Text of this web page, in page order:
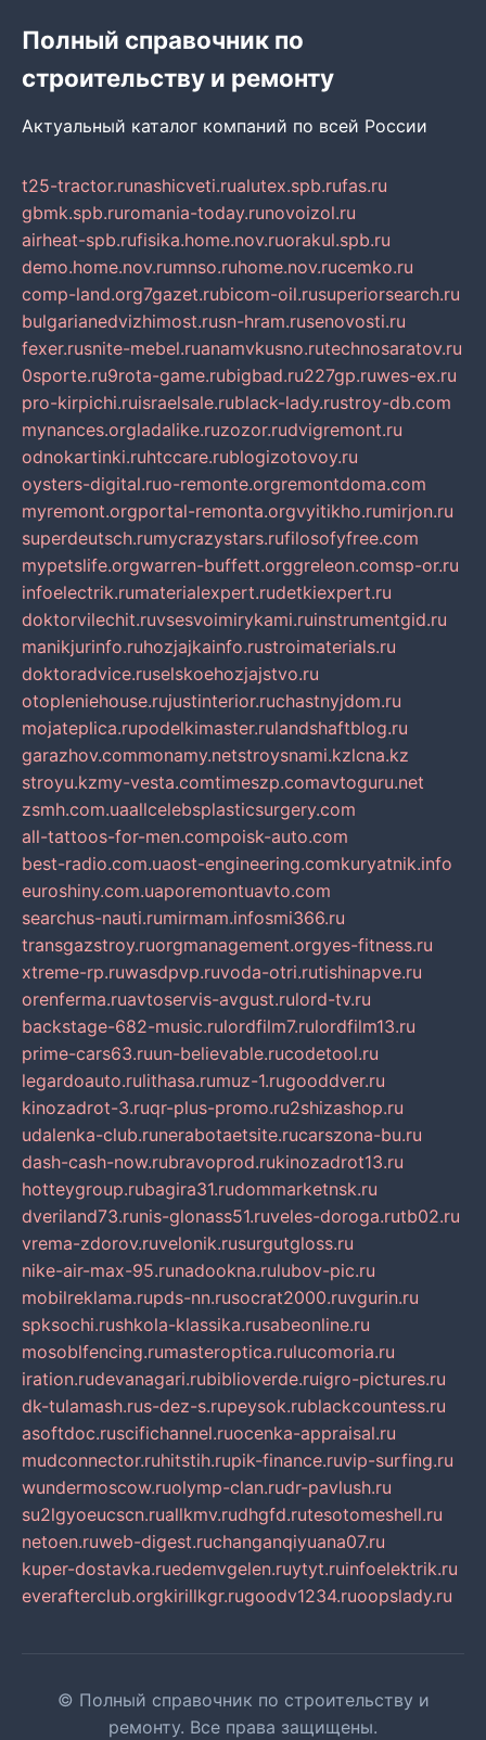
Полный справочник по
строительству и ремонту
Актуальный каталог компаний по всей России
t25-tractor.runashicveti.rualutex.spb.rufas.ru
gbmk.spb.ruromania-today.runovoizol.ru
airheat-spb.rufisika.home.nov.ruorakul.spb.ru
demo.home.nov.rumnso.ruhome.nov.rucemko.ru
comp-land.org7gazet.rubicom-oil.rusuperiorsearch.ru
bulgarianedvizhimost.rusn-hram.rusenovosti.ru
fexer.rusnite-mebel.ruanamvkusno.rutechnosaratov.ru
0sporte.ru9rota-game.rubigbad.ru227gp.ruwes-ex.ru
pro-kirpichi.ruisraelsale.rublack-lady.rustroy-db.com
mynances.orgladalike.ruzozor.rudvigremont.ru
odnokartinki.ruhtccare.rublogizotovoy.ru
oysters-digital.ruo-remonte.orgremontdoma.com
myremont.orgportal-remonta.orgvyitikho.rumirjon.ru
superdeutsch.rumycrazystars.rufilosofyfree.com
mypetslife.orgwarren-buffett.orggreleon.comsp-or.ru
infoelectrik.rumaterialexpert.rudetkiexpert.ru
doktorvilechit.ruvsesvoimirykami.ruinstrumentgid.ru
manikjurinfo.ruhozjajkainfo.rustroimaterials.ru
doktoradvice.ruselskoehozjajstvo.ru
otopleniehouse.rujustinterior.ruchastnyjdom.ru
mojateplica.rupodelkimaster.rulandshaftblog.ru
garazhov.commonamy.netstroysnami.kzlcna.kz
stroyu.kzmy-vesta.comtimeszp.comavtoguru.net
zsmh.com.uaallcelebsplasticsurgery.com
all-tattoos-for-men.compoisk-auto.com
best-radio.com.uaost-engineering.comkuryatnik.info
euroshiny.com.uaporemontuavto.com
searchus-nauti.rumirmam.infosmi366.ru
transgazstroy.ruorgmanagement.orgyes-fitness.ru
xtreme-rp.ruwasdpvp.ruvoda-otri.rutishinapve.ru
orenferma.ruavtoservis-avgust.rulord-tv.ru
backstage-682-music.rulordfilm7.rulordfilm13.ru
prime-cars63.ruun-believable.rucodetool.ru
legardoauto.rulithasa.rumuz-1.rugooddver.ru
kinozadrot-3.ruqr-plus-promo.ru2shizashop.ru
udalenka-club.runerabotaetsite.rucarszona-bu.ru
dash-cash-now.rubravoprod.rukinozadrot13.ru
hotteygroup.rubagira31.rudommarketnsk.ru
dveriland73.runis-glonass51.ruveles-doroga.rutb02.ru
vrema-zdorov.ruvelonik.rusurgutgloss.ru
nike-air-max-95.runadookna.rulubov-pic.ru
mobilreklama.rupds-nn.rusocrat2000.ruvgurin.ru
spksochi.rushkola-klassika.rusabeonline.ru
mosoblfencing.rumasteroptica.rulucomoria.ru
iration.rudevanagari.rubiblioverde.ruigro-pictures.ru
dk-tulamash.rus-dez-s.rupeysok.rublackcountess.ru
asoftdoc.ruscifichannel.ruocenka-appraisal.ru
mudconnector.ruhitstih.rupik-finance.ruvip-surfing.ru
wundermoscow.ruolymp-clan.rudr-pavlush.ru
su2lgyoeucscn.ruallkmv.rudhgfd.rutesotomeshell.ru
netoen.ruweb-digest.ruchanganqiyuana07.ru
kuper-dostavka.ruedemvgelen.ruytyt.ruinfoelektrik.ru
everafterclub.orgkirillkgr.rugoodv1234.ruoopslady.ru
© Полный справочник по строительству и
ремонту. Все права защищены.